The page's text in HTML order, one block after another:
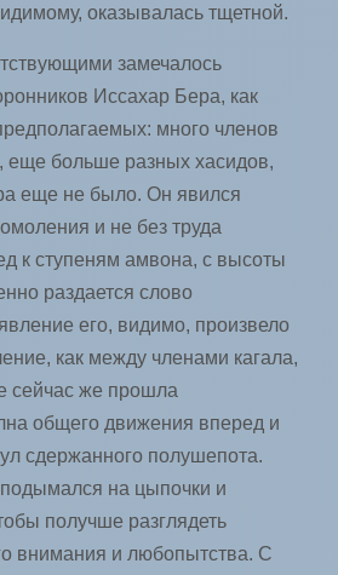
оказывалась тщетной.
замечалось
Иссахар Бера, как
много членов
еще больше разных хасидов,
еще не было. Он явился
и не без труда
к ступеням амвона, с высоты
раздается слово
его, видимо, произвело
как между членами кагала,
сейчас же прошла
общего движения вперед и
сдержанного полушепота.
на цыпочки и
получше разглядеть
внимания и любопытства. С